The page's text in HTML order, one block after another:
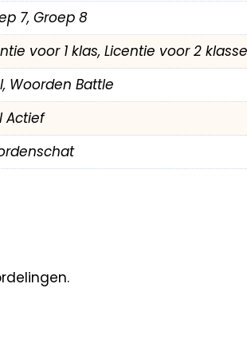
7, Groep 8
voor 1 klas, Licentie voor 2
Woorden Battle
Actief